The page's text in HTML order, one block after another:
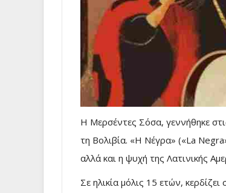
Η Μερσέντες Σόσα, γεννήθηκε
τη Βολιβία. «Η Νέγρα» («La
αλλά και η ψυχή της Λατινικής
Σε ηλικία μόλις 15 ετών,